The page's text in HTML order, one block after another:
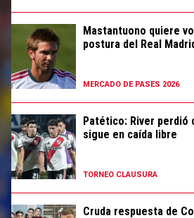
Mastantuono quiere
postura del Real
MERCADO DE PASES 2026
Patético: River perdió
sigue en caída libre
TORNEO CLAUSURA
Cruda respuesta de